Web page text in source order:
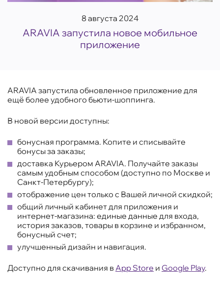
8 августа 2024
ARAVIA запустила новое мобильное
приложение
ARAVIA запустила обновленное приложение для
ещё более удобного бьюти-шоппинга.
В новой версии доступны:
бонусная программа. Копите и списывайте
бонусы за заказы;
доставка Курьером ARAVIA. Получайте заказы
самым удобным способом (доступно по Москве и
Санкт-Петербургу);
отображение цен только с Вашей личной скидкой;
общий личный кабинет для приложения и
интернет-магазина: единые данные для входа,
история заказов, товары в корзине и избранном,
бонусный счет;
улучшенный дизайн и навигация.
Доступно для скачивания вApp Store и Google Play.